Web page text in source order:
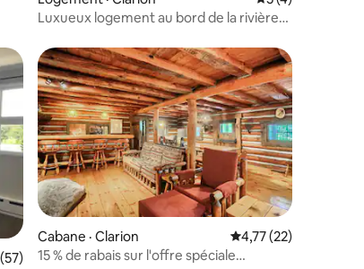
Luxueux logement au bord de la rivière
aimés
de 4,96 sur 5, 57 commentaires
Cabane · Clarion Note moyenne de
4,77 (22)
15 % de rabais sur l'offre spéciale